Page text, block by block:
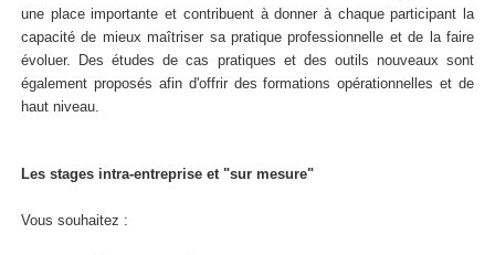
une place importante et contribuent à donner à chaque participant la
capacité de mieux maîtriser sa pratique professionnelle et de la faire
évoluer. Des études de cas pratiques et des outils nouveaux sont
également proposés afin d'offrir des formations opérationnelles et de
haut niveau.
Les stages intra-entreprise et "sur mesure"
Vous souhaitez :